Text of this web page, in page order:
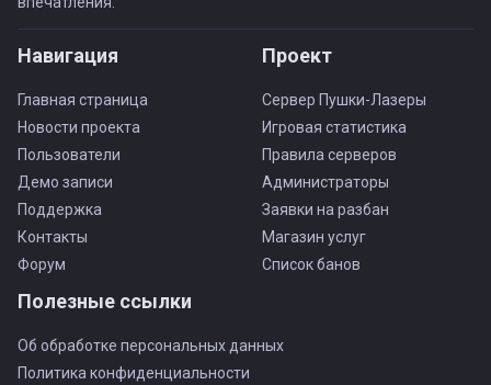
Навигация
Главная страница
Новости проекта
Пользователи
Демо записи
Поддержка
Контакты
Форум
Проект
Сервер Пушки-Лазеры
Игровая статистика
Правила серверов
Администраторы
Заявки на разбан
Магазин услуг
Список банов
Полезные ссылки
Об обработке персональных данных
Политика конфиденциальности